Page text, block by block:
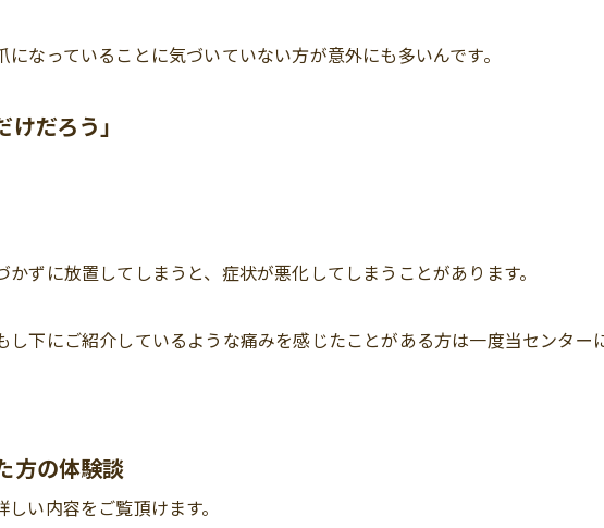
なっていることに気づいていない方が意外にも多いんです。
だろう」
ずに放置してしまうと、症状が悪化してしまうことがあります。
し下にご紹介しているような痛みを感じたことがある方は一度当センター
方の体験談
い内容をご覧頂けます。